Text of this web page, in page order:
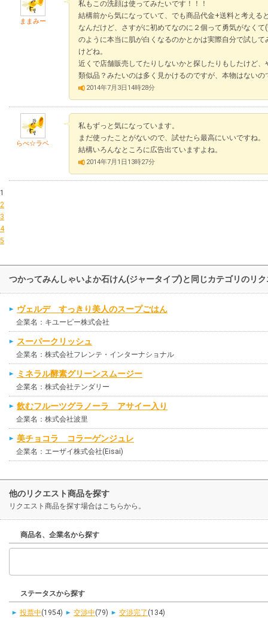
ままみー
私もこの洗顔は使ってみたいです！！！
結構前から気になっていて、でも商品代金+送料と考える
なんだけど、さすがに初めてなのに２個って勇気がなく
のように本当に肌が白くなるのかとかは実際自分で試し
けどね。
近くで店舗販売してたりしないかと探したりもしたけど
類似品？みたいのは多く見かけるのですが、本物はない
2014年7月3日14時28分
らべ☆ラベ
私もずっと気になっています。
まだ使ったことがないので、試せたら最高にいいですね。
結構いろんなところに広告出ていますよね。
2014年7月1日13時27分
1
2
3
4
5
つかってみんしゃいよか石けん(ジャータイプ)と同じカテゴリのリ
ヴェルデ すっきり美人のスープごはん
企業名：キユーピー株式会社
スーパークリッシュ
企業名：株式会社フレンテ・インターナショナル
ミネラル酵素グリーンスムージー
企業名：株式会社テンダリー
飲むフルーツグラノーラ アサイー入り
企業名：株式会社波里
美チョコラ コラーゲンジュレ
企業名：エーザイ株式会社(Eisai)
他のリクエスト商品を探す
リクエスト商品を探す場合はこちらから。
商品名、企業名から探す
ステータスから探す
投票中(1954) 交渉中(79) 交渉完了 (134)